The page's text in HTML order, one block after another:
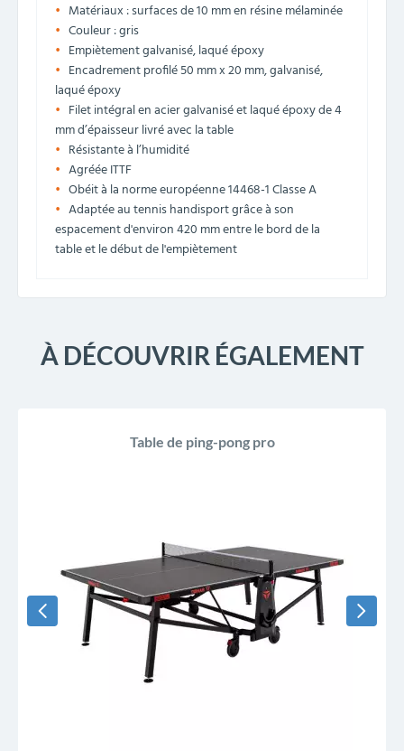
Matériaux : surfaces de 10 mm en résine mélaminée
Couleur : gris
Empiètement galvanisé, laqué époxy
Encadrement profilé 50 mm x 20 mm, galvanisé,
laqué époxy
Filet intégral en acier galvanisé et laqué époxy de 4
mm d’épaisseur livré avec la table
Résistante à l’humidité
Agréée ITTF
Obéit à la norme européenne 14468-1 Classe A
Adaptée au tennis handisport grâce à son
espacement d'environ 420 mm entre le bord de la
table et le début de l'empiètement
À DÉCOUVRIR ÉGALEMENT
Table de ping-pong pro